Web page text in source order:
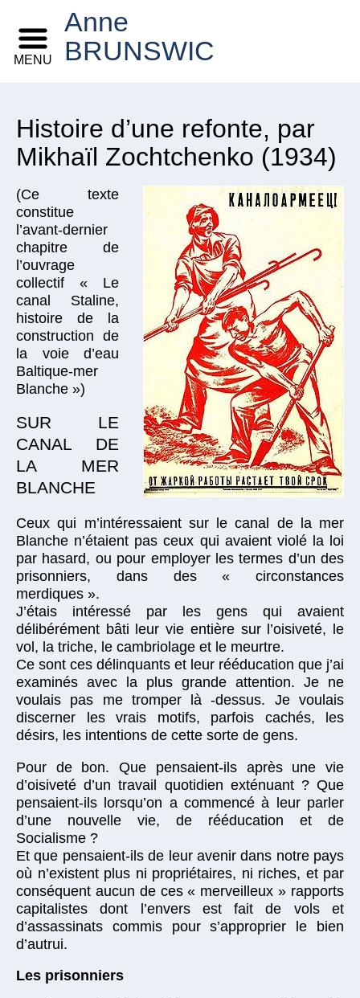
Anne
BRUNSWIC
MENU
Histoire d’une refonte, par
Mikhaïl Zochtchenko (1934)
(Ce texte
constitue
l’avant-dernier
chapitre de
l’ouvrage
collectif « Le
canal Staline,
histoire de la
construction de
la voie d’eau
Baltique-mer
Blanche »)
SUR LE
CANAL DE
LA MER
BLANCHE
Ceux qui m’intéressaient sur le canal de la mer
Blanche n’étaient pas ceux qui avaient violé la loi
par hasard, ou pour employer les termes d’un des
prisonniers, dans des « circonstances
merdiques ».
J’étais intéressé par les gens qui avaient
délibérément bâti leur vie entière sur l’oisiveté, le
vol, la triche, le cambriolage et le meurtre.
Ce sont ces délinquants et leur rééducation que j’ai
examinés avec la plus grande attention. Je ne
voulais pas me tromper là -dessus. Je voulais
discerner les vrais motifs, parfois cachés, les
désirs, les intentions de cette sorte de gens.
Pour de bon. Que pensaient-ils après une vie
d’oisiveté d’un travail quotidien exténuant ? Que
pensaient-ils lorsqu’on a commencé à leur parler
d’une nouvelle vie, de rééducation et de
Socialisme ?
Et que pensaient-ils de leur avenir dans notre pays
où n’existent plus ni propriétaires, ni riches, et par
conséquent aucun de ces « merveilleux » rapports
capitalistes dont l’envers est fait de vols et
d’assassinats commis pour s’approprier le bien
d’autrui.
Les prisonniers